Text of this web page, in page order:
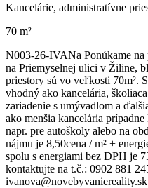
Kancelárie, administratívne
70 m²
N003-26-IVANa Ponúkame na
na Priemyselnej ulici v Žiline,
priestory sú vo veľkosti 70m².
vhodný ako kancelária,
zariadenie s umývadlom a
ako menšia kancelária
napr. pre autoškoly alebo na
nájmu je 8,50cena / m² +
spolu s energiami bez DPH je
kontaktujte na t.č.: 0902 881
ivanova@novebyvaniereality.sk